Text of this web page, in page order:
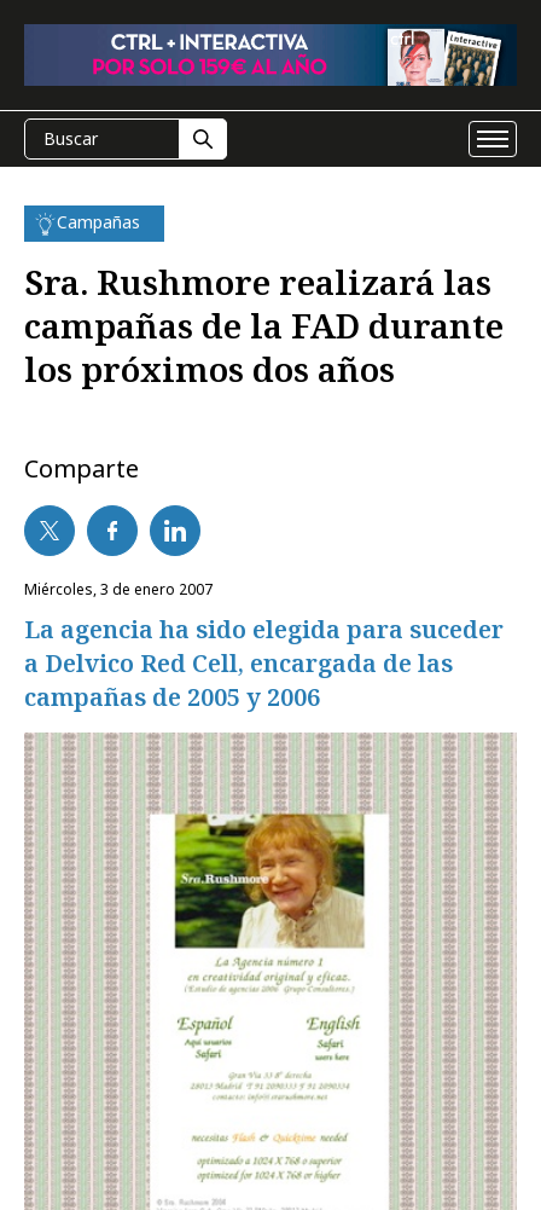
Campañas
Sra. Rushmore realizará las
campañas de la FAD durante
los próximos dos años
Comparte
miércoles, 3 de enero 2007
La agencia ha sido elegida para suceder
a Delvico Red Cell, encargada de las
campañas de 2005 y 2006